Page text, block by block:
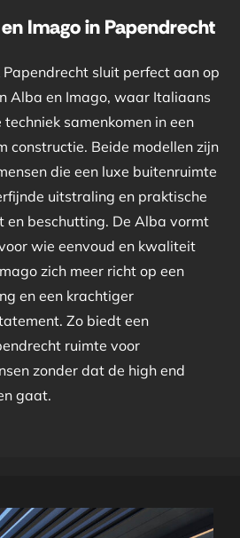
Imago in Papendrecht
Papendrecht sluit perfect aan op
Alba en Imago, waar Italiaans
samenkomen in een
constructie. Beide modellen zijn
die een luxe buitenruimte
uitstraling en praktische
en beschutting. De Alba vormt
wie eenvoud en kwaliteit
zich meer richt op een
en een krachtiger
Zo biedt een
ruimte voor
zonder dat de high end
gaat.